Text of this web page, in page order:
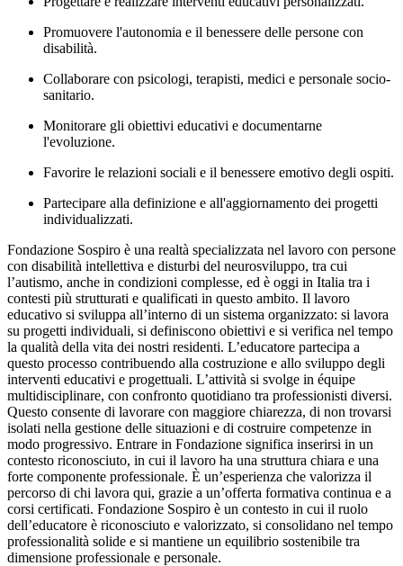
Promuovere l'autonomia e il benessere delle persone con
disabilità.
Collaborare con psicologi, terapisti, medici e personale socio-
sanitario.
Monitorare gli obiettivi educativi e documentarne
l'evoluzione.
Favorire le relazioni sociali e il benessere emotivo degli ospiti.
Partecipare alla definizione e all'aggiornamento dei progetti
individualizzati.
Fondazione Sospiro è una realtà specializzata nel lavoro con persone
con disabilità intellettiva e disturbi del neurosviluppo, tra cui
l’autismo, anche in condizioni complesse, ed è oggi in Italia tra i
contesti più strutturati e qualificati in questo ambito. Il lavoro
educativo si sviluppa all’interno di un sistema organizzato: si lavora
su progetti individuali, si definiscono obiettivi e si verifica nel tempo
la qualità della vita dei nostri residenti. L’educatore partecipa a
questo processo contribuendo alla costruzione e allo sviluppo degli
interventi educativi e progettuali. L’attività si svolge in équipe
multidisciplinare, con confronto quotidiano tra professionisti diversi.
Questo consente di lavorare con maggiore chiarezza, di non trovarsi
isolati nella gestione delle situazioni e di costruire competenze in
modo progressivo. Entrare in Fondazione significa inserirsi in un
contesto riconosciuto, in cui il lavoro ha una struttura chiara e una
forte componente professionale. È un’esperienza che valorizza il
percorso di chi lavora qui, grazie a un’offerta formativa continua e a
corsi certificati. Fondazione Sospiro è un contesto in cui il ruolo
dell’educatore è riconosciuto e valorizzato, si consolidano nel tempo
professionalità solide e si mantiene un equilibrio sostenibile tra
dimensione professionale e personale.